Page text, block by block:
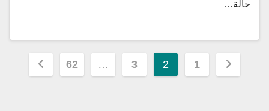
حالة…
تعدد
1
2
3
…
62